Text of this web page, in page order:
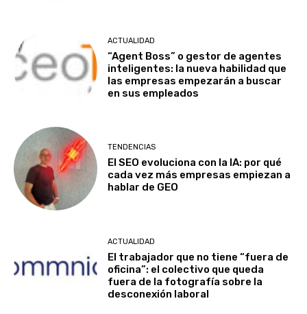
ACTUALIDAD
“Agent Boss” o gestor de agentes
inteligentes: la nueva habilidad que
las empresas empezarán a buscar
en sus empleados
TENDENCIAS
El SEO evoluciona con la IA: por qué
cada vez más empresas empiezan a
hablar de GEO
ACTUALIDAD
El trabajador que no tiene “fuera de
oficina”: el colectivo que queda
fuera de la fotografía sobre la
desconexión laboral